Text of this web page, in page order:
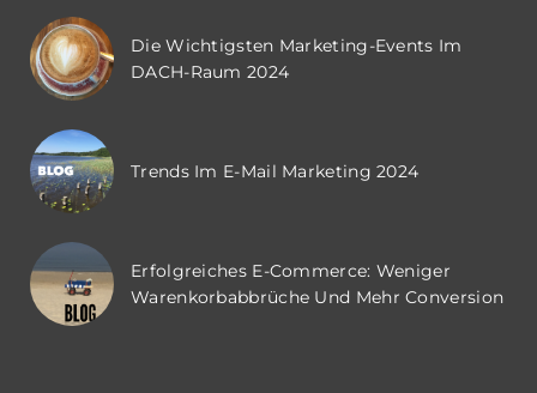
Die Wichtigsten Marketing-Events Im
DACH-Raum 2024
Trends Im E-Mail Marketing 2024
Erfolgreiches E-Commerce: Weniger
Warenkorbabbrüche Und Mehr Conversion